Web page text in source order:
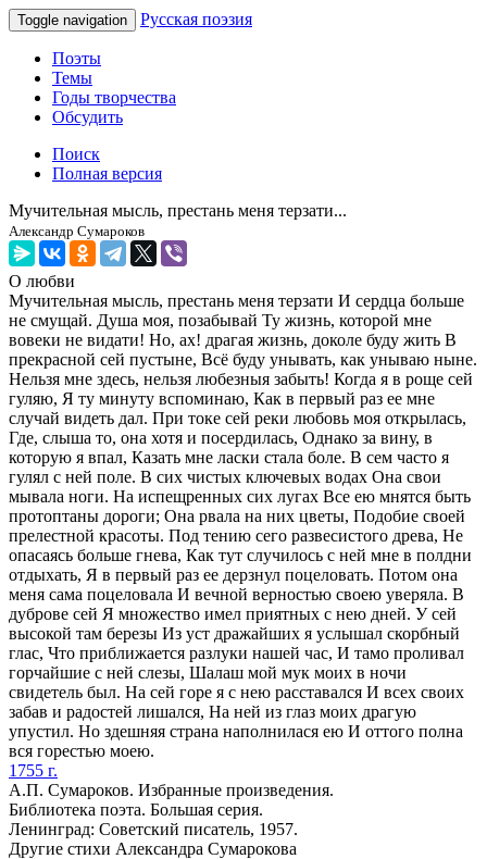
Toggle navigation Русская поэзия
Поэты
Темы
Годы творчества
Обсудить
Поиск
Полная версия
Мучительная мысль, престань меня терзати...
Александр Сумароков
О любви
Мучительная мысль, престань меня терзати И сердца больше
не смущай. Душа моя, позабывай Ту жизнь, которой мне
вовеки не видати! Но, ах! драгая жизнь, доколе буду жить В
прекрасной сей пустыне, Всё буду унывать, как унываю ныне.
Нельзя мне здесь, нельзя любезныя забыть! Когда я в роще сей
гуляю, Я ту минуту вспоминаю, Как в первый раз ее мне
случай видеть дал. При токе сей реки любовь моя открылась,
Где, слыша то, она хотя и посердилась, Однако за вину, в
которую я впал, Казать мне ласки стала боле. В сем часто я
гулял с ней поле. В сих чистых ключевых водах Она свои
мывала ноги. На испещренных сих лугах Все ею мнятся быть
протоптаны дороги; Она рвала на них цветы, Подобие своей
прелестной красоты. Под тению сего развесистого древа, Не
опасаясь больше гнева, Как тут случилось с ней мне в полдни
отдыхать, Я в первый раз ее дерзнул поцеловать. Потом она
меня сама поцеловала И вечной верностью своею уверяла. В
дуброве сей Я множество имел приятных с нею дней. У сей
высокой там березы Из уст дражайших я услышал скорбный
глас, Что приближается разлуки нашей час, И тамо проливал
горчайшие с ней слезы, Шалаш мой мук моих в ночи
свидетель был. На сей горе я с нею расставался И всех своих
забав и радостей лишался, На ней из глаз моих драгую
упустил. Но здешняя страна наполнилася ею И оттого полна
вся горестью моею.
1755 г.
А.П. Сумароков. Избранные произведения.
Библиотека поэта. Большая серия.
Ленинград: Советский писатель, 1957.
Другие стихи Александра Сумарокова